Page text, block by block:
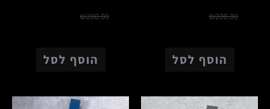
₪200.00
הוסף לסל
₪200.00
הוסף לסל